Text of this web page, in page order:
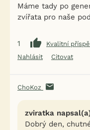
Máme tady po
zvířata pro naše
1
Kvalitní
Nahlásit
Citovat
ChoKoz
zviratka
Dobrý den,